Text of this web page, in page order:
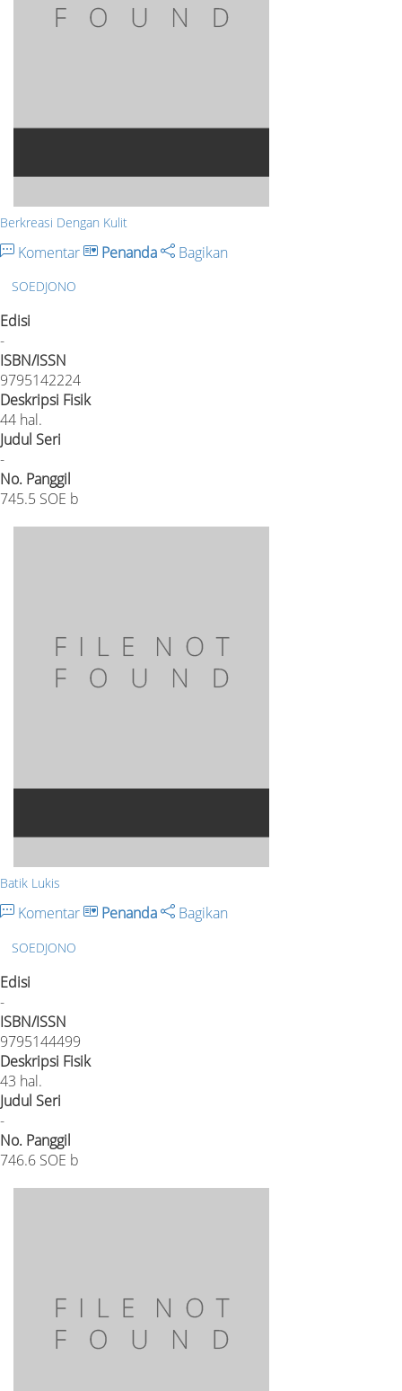
Berkreasi Dengan Kulit
Komentar Penanda Bagikan
SOEDJONO
Edisi
-
ISBN/ISSN
9795142224
Deskripsi Fisik
44 hal.
Judul Seri
-
No. Panggil
745.5 SOE b
Batik Lukis
Komentar Penanda Bagikan
SOEDJONO
Edisi
-
ISBN/ISSN
9795144499
Deskripsi Fisik
43 hal.
Judul Seri
-
No. Panggil
746.6 SOE b